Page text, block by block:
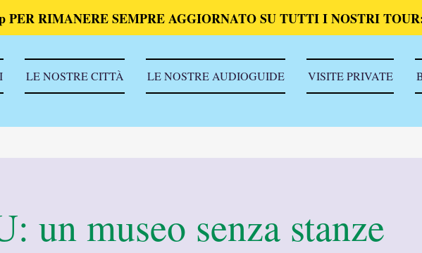
PER RIMANERE SEMPRE AGGIORNATO SU TUTTI I NOSTRI
LE NOSTRE CITTÀ LE NOSTRE AUDIOGUIDE VISITE PRIVATE
un museo senza stanze